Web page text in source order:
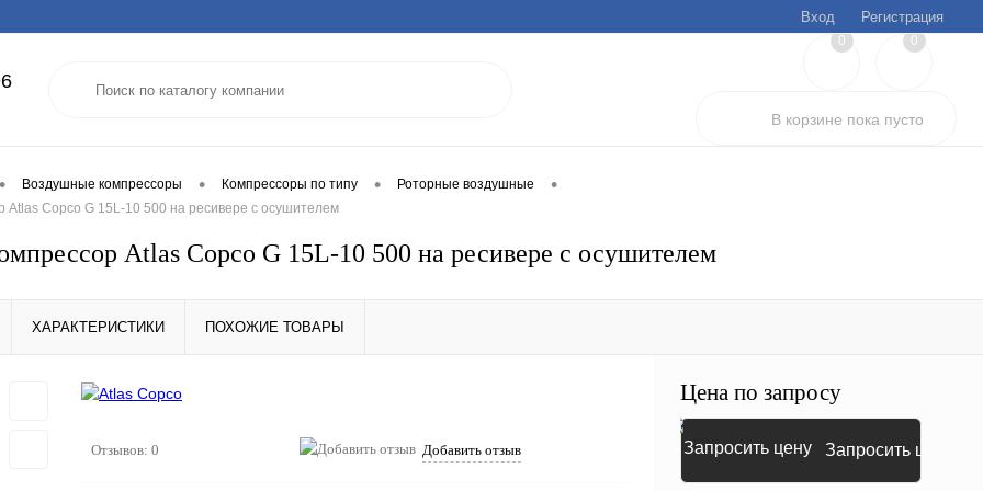
Вход Регистрация
0 0
В корзине пока пусто
• Воздушные компрессоры • Компрессоры по типу • Роторные воздушные •
Atlas Copco G 15L-10 500 на ресивере с осушителем
Atlas Copco G 15L-10 500 на ресивере с осушителем
ХАРАКТЕРИСТИКИ ПОХОЖИЕ ТОВАРЫ
Отзывов: 0 Добавить отзыв
Цена по запросу
Запросить цену